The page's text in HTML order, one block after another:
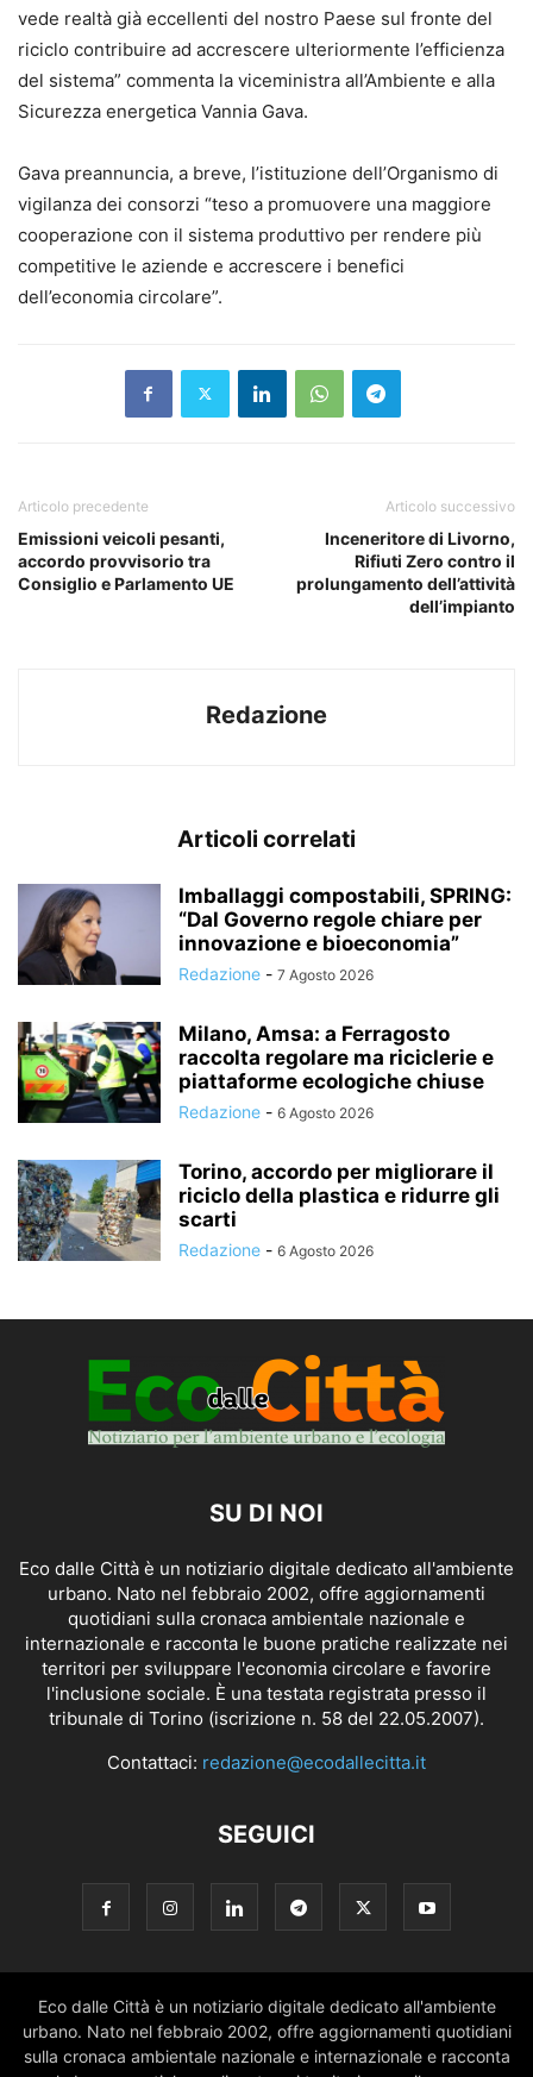
vede realtà già eccellenti del nostro Paese sul fronte del
riciclo contribuire ad accrescere ulteriormente l’efficienza
del sistema” commenta la viceministra all’Ambiente e alla
Sicurezza energetica Vannia Gava.
Gava preannuncia, a breve, l’istituzione dell’Organismo di
vigilanza dei consorzi “teso a promuovere una maggiore
cooperazione con il sistema produttivo per rendere più
competitive le aziende e accrescere i benefici
dell’economia circolare”.
Articolo precedente
Emissioni veicoli pesanti,
accordo provvisorio tra
Consiglio e Parlamento UE
Articolo successivo
Inceneritore di Livorno,
Rifiuti Zero contro il
prolungamento dell’attività
dell’impianto
Redazione
Articoli correlati
Imballaggi compostabili, SPRING:
“Dal Governo regole chiare per
innovazione e bioeconomia”
Redazione - 7 Agosto 2026
Milano, Amsa: a Ferragosto
raccolta regolare ma riciclerie e
piattaforme ecologiche chiuse
Redazione - 6 Agosto 2026
Torino, accordo per migliorare il
riciclo della plastica e ridurre gli
scarti
Redazione - 6 Agosto 2026
SU DI NOI
Eco dalle Città è un notiziario digitale dedicato all'ambiente
urbano. Nato nel febbraio 2002, offre aggiornamenti
quotidiani sulla cronaca ambientale nazionale e
internazionale e racconta le buone pratiche realizzate nei
territori per sviluppare l'economia circolare e favorire
l'inclusione sociale. È una testata registrata presso il
tribunale di Torino (iscrizione n. 58 del 22.05.2007).
Contattaci: redazione@ecodallecitta.it
SEGUICI
Eco dalle Città è un notiziario digitale dedicato all'ambiente
urbano. Nato nel febbraio 2002, offre aggiornamenti quotidiani
sulla cronaca ambientale nazionale e internazionale e racconta